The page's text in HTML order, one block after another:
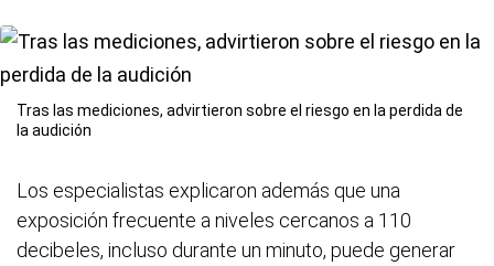
Tras las mediciones, advirtieron sobre el riesgo en la perdida de
la audición
Los especialistas explicaron además que una
exposición frecuente a niveles cercanos a 110
decibeles, incluso durante un minuto, puede generar